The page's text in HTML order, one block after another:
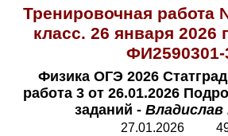
Тренировочная работа
класс. 26 января 2026
ФИ2590301-
Физика ОГЭ 2026
работа 3 от 26.01.2026
заданий - Владислав
27.01.2026 49